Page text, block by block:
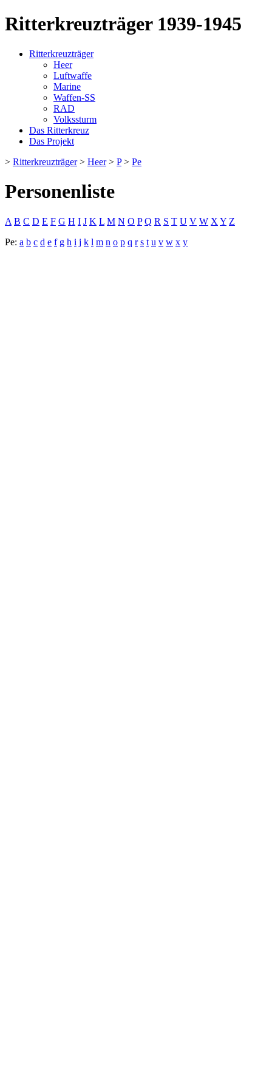
Ritterkreuzträger 1939-1945
Ritterkreuzträger
Heer
Luftwaffe
Marine
Waffen-SS
RAD
Volkssturm
Das Ritterkreuz
Das Projekt
> Ritterkreuzträger> Heer> P> Pe
Personenliste
A B C D E F G H I J K L M N O P Q R S T U V W X Y Z
Pe: a b c d e f g h i j k l m n o p q r s t u v w x y